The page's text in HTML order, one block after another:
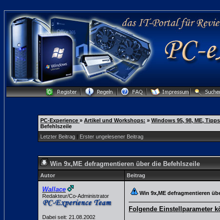
PC-Experience » Artikel und Workshops: » Windows 95, 98, ME,
Befehlszeile
Letzter Beitrag
Erster ungelesener Beitrag
Win 9x,ME defragmentieren über die Befehlszeile
Autor Beitrag
Wallace
Redakteur/Co-Administrator
Dabei seit: 21.08.2002
Win 9x,ME defragmentieren
Folgende Einstellparameter